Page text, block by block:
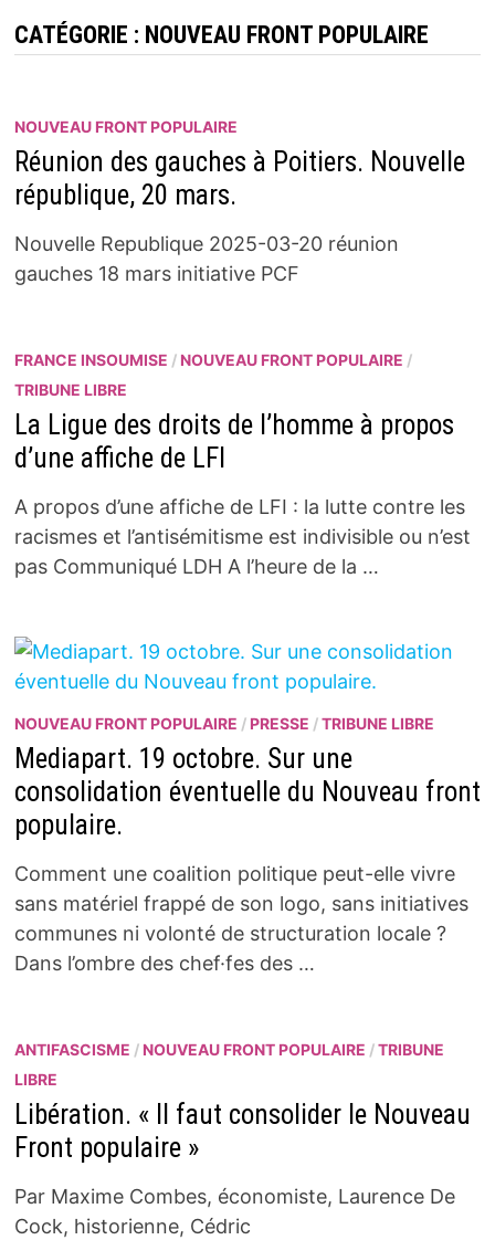
CATÉGORIE : NOUVEAU FRONT POPULAIRE
NOUVEAU FRONT POPULAIRE
Réunion des gauches à Poitiers. Nouvelle
république, 20 mars.
Nouvelle Republique 2025-03-20 réunion
gauches 18 mars initiative PCF
FRANCE INSOUMISE / NOUVEAU FRONT POPULAIRE /
TRIBUNE LIBRE
La Ligue des droits de l’homme à propos
d’une affiche de LFI
A propos d’une affiche de LFI : la lutte contre les
racismes et l’antisémitisme est indivisible ou n’est
pas Communiqué LDH A l’heure de la …
NOUVEAU FRONT POPULAIRE / PRESSE /TRIBUNE LIBRE
Mediapart. 19 octobre. Sur une
consolidation éventuelle du Nouveau front
populaire.
Comment une coalition politique peut-elle vivre
sans matériel frappé de son logo, sans initiatives
communes ni volonté de structuration locale ?
Dans l’ombre des chef·fes des …
ANTIFASCISME / NOUVEAU FRONT POPULAIRE /TRIBUNE
LIBRE
Libération. « Il faut consolider le Nouveau
Front populaire »
Par Maxime Combes, économiste, Laurence De
Cock, historienne, Cédric